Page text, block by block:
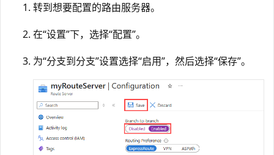
转到想要配置的路由服务器。
在“设置”下，选择“配置”。
为“分支到分支”设置选择“启用”，然后选择“保存”。